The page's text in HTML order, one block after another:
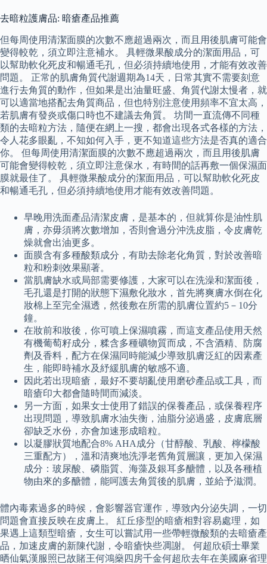
去暗粒護膚品: 暗瘡產品推薦
但每周使用清潔面膜的次數不應超過兩次，而且用後肌膚可能會
變得較乾，須立即注意補水。 具輕微果酸成分的潔面用品，可
以幫助軟化死皮和暢通毛孔，但必須持續地使用，才能有效改善
問題。 正常的肌膚角質代謝週期為14天，日常其實不需要刻意
進行去角質的動作，但如果是出油量旺盛、角質代謝太慢者，就
可以適當地搭配去角質商品，但也特別注意使用頻率不宜太高，
若肌膚有發炎或傷口時也不建議去角質。 坊間一直流傳不同種
類的去暗粒方法，隨便在網上一搜，都會出現各式各樣的方法，
令人花多眼亂，不知如何入手，更不知道這些方法是否真的適合
你。 但每周使用清潔面膜的次數不應超過兩次，而且用後肌膚
可能會變得較乾，須立即注意保水，有時間的話再敷一個保濕面
膜就最佳了。 具輕微果酸成分的潔面用品，可以幫助軟化死皮
和暢通毛孔，但必須持續地使用才能有效改善問題。
早晚用洗面產品清潔皮膚，是基本的，但就算你是油性肌
膚，亦毋須將次數增加，否則會過分沖洗皮脂，令皮膚乾
燥就會出油更多。
面膜含有多種酸類成分，有助去除老化角質，對於改善暗
粒和粉刺效果顯著。
當肌膚缺水或局部需要修護，大家可以在洗澡和潔面後，
毛孔還是打開的狀態下濕敷化妝水，首先將爽膚水倒在化
妝棉上至完全濕透，然後敷在所需的肌膚位置約5－10分
鐘。
在妝前和妝後，你可噴上保濕噴霧，而這支產品使用天然
有機葡萄籽成分，糅含多種礦物質而成，不含酒精、防腐
劑及香料，配方在保濕同時能減少導致肌膚泛紅的因素產
生，能即時補水及紓緩肌膚的敏感不適。
因此若出現暗瘡，最好不要胡亂使用磨砂產品或工具，而
暗瘡印大都會隨時間而減淡。
另一方面，如果女士使用了錯誤的保養產品，或保養程序
出現問題，導致肌膚水油失衡，油脂分泌過盛，皮膚底層
卻缺乏水份，亦會加速形成暗粒。
以凝膠狀質地配合8% AHA成分（甘醇酸、乳酸、檸檬酸
三重配方），溫和清爽地洗淨老舊角質層讓，更加入保濕
成分：玻尿酸、磷脂質、海藻及銀耳多醣體，以及各種植
物由來的多醣體，能呵護去角質後的肌膚，並給予滋潤。
體內毒素過多的時候，會影響器官運作，導致內分泌失調，一切
問題會直接反映在皮膚上。 紅丘疹型的暗瘡相對容易處理，如
果遇上這類型暗瘡，女生可以嘗試用一些帶輕微酸類的去暗瘡產
品，加速皮膚的新陳代謝，令暗瘡快些凋謝。 何超欣碩士畢業
晒仙氣漢服照已故賭王何鴻燊四房千金何超欣去年在美國麻省理